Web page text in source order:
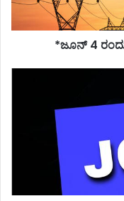
*ಜೂನ್ 4